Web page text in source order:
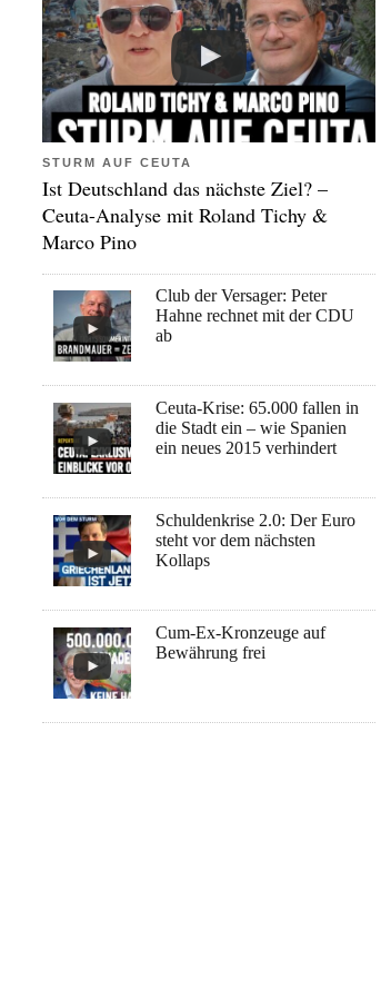
STURM AUF CEUTA
Ist Deutschland das nächste Ziel? –
Ceuta-Analyse mit Roland Tichy &
Marco Pino
Club der Versager: Peter
Hahne rechnet mit der CDU
ab
Ceuta-Krise: 65.000 fallen in
die Stadt ein – wie Spanien
ein neues 2015 verhindert
Schuldenkrise 2.0: Der Euro
steht vor dem nächsten
Kollaps
Cum-Ex-Kronzeuge auf
Bewährung frei